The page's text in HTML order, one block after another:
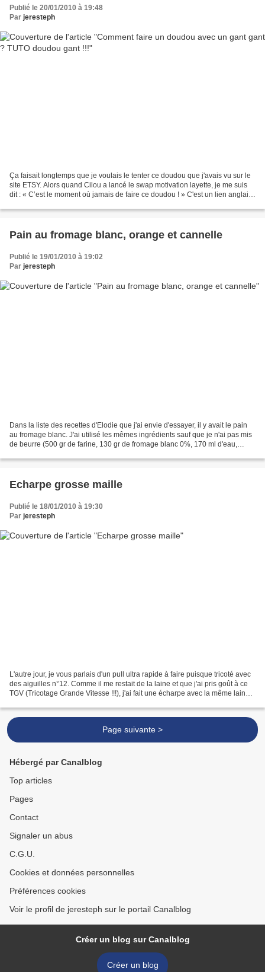
Publié le 20/01/2010 à 19:48
Par jeresteph
Ça faisait longtemps que je voulais le tenter ce doudou que j'avais vu sur le
site ETSY. Alors quand Cilou a lancé le swap motivation layette, je me suis
dit : « C’est le moment où jamais de faire ce doudou ! » C'est un lien anglais,
Pain au fromage blanc, orange et cannelle
Publié le 19/01/2010 à 19:02
Par jeresteph
Dans la liste des recettes d'Elodie que j'ai envie d'essayer, il y avait le pain
au fromage blanc. J'ai utilisé les mêmes ingrédients sauf que je n'ai pas mis
de beurre (500 gr de farine, 130 gr de fromage blanc 0%, 170 ml d'eau,
Echarpe grosse maille
Publié le 18/01/2010 à 19:30
Par jeresteph
L'autre jour, je vous parlais d'un pull ultra rapide à faire puisque tricoté avec
des aiguilles n°12. Comme il me restait de la laine et que j'ai pris goût à ce
TGV (Tricotage Grande Vitesse !!!), j'ai fait une écharpe avec la même laine,
Page suivante >
Hébergé par Canalblog
Top articles
Pages
Contact
Signaler un abus
C.G.U.
Cookies et données personnelles
Préférences cookies
Voir le profil de jeresteph sur le portail Canalblog
Créer un blog sur Canalblog
Créer un blog